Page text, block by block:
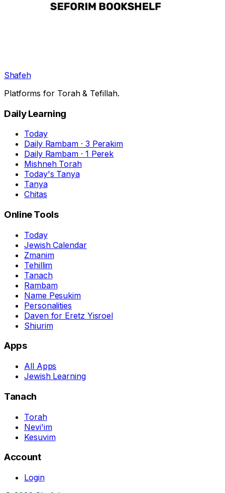
Shafeh
Platforms for Torah & Tefillah.
Daily Learning
Today
Daily Rambam · 3 Perakim
Daily Rambam · 1 Perek
Mishneh Torah
Today's Tanya
Tanya
Chitas
Online Tools
Today
Jewish Calendar
Zmanim
Tehillim
Tanach
Rambam
Name Pesukim
Personalities
Daven for Eretz Yisroel
Shiurim
Apps
All Apps
Jewish Learning
Tanach
Torah
Nevi'im
Kesuvim
Account
Login